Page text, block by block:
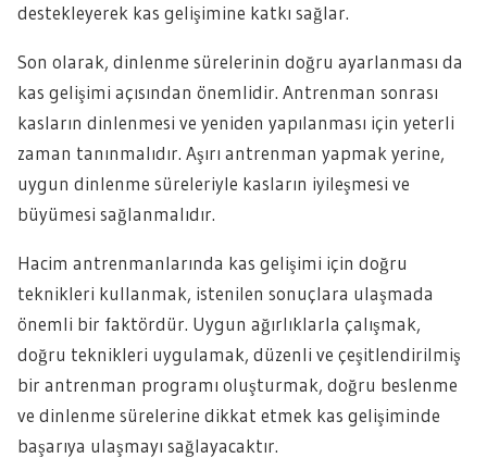
destekleyerek kas gelişimine katkı sağlar.
Son olarak, dinlenme sürelerinin doğru ayarlanması da
kas gelişimi açısından önemlidir. Antrenman sonrası
kasların dinlenmesi ve yeniden yapılanması için yeterli
zaman tanınmalıdır. Aşırı antrenman yapmak yerine,
uygun dinlenme süreleriyle kasların iyileşmesi ve
büyümesi sağlanmalıdır.
Hacim antrenmanlarında kas gelişimi için doğru
teknikleri kullanmak, istenilen sonuçlara ulaşmada
önemli bir faktördür. Uygun ağırlıklarla çalışmak,
doğru teknikleri uygulamak, düzenli ve çeşitlendirilmiş
bir antrenman programı oluşturmak, doğru beslenme
ve dinlenme sürelerine dikkat etmek kas gelişiminde
başarıya ulaşmayı sağlayacaktır.